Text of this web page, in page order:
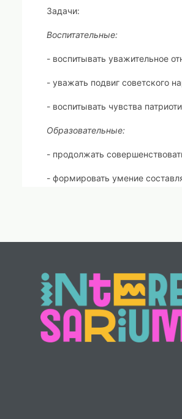
Задачи:
Воспитательные:
- воспитывать уважительное
- уважать подвиг советского
- воспитывать чувства
Образовательные:
- продолжать
- формировать умение
- развивать умение
- продолжать корригировать